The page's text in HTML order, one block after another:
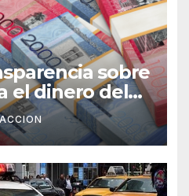
sobre
el dinero del
de Salud